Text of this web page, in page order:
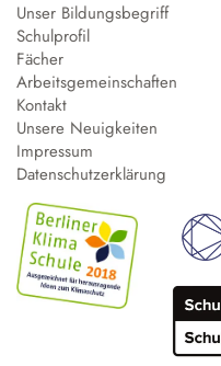
Unser Bildungsbegriff
Schulprofil
Fächer
Arbeitsgemeinschaften
Kontakt
Unsere Neuigkeiten
Impressum
Datenschutzerklärung